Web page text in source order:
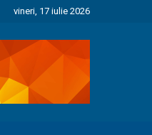
vineri, 17 iulie 2026